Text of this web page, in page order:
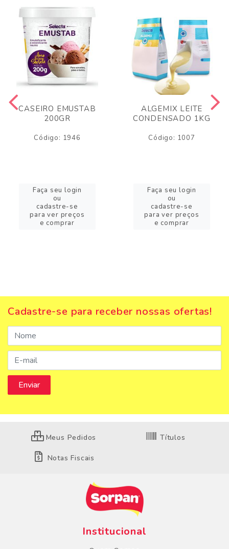
CASEIRO EMUSTAB
200GR
Código: 1946
Faça seu login
ou
cadastre-se
para ver preços
e comprar
ALGEMIX LEITE
CONDENSADO 1KG
Código: 1007
Faça seu login
ou
cadastre-se
para ver preços
e comprar
Cadastre-se para receber nossas ofertas!
Meus Pedidos Títulos
Notas Fiscais
Institucional